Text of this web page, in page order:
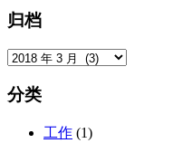
归档
归
分类
工作 (1)